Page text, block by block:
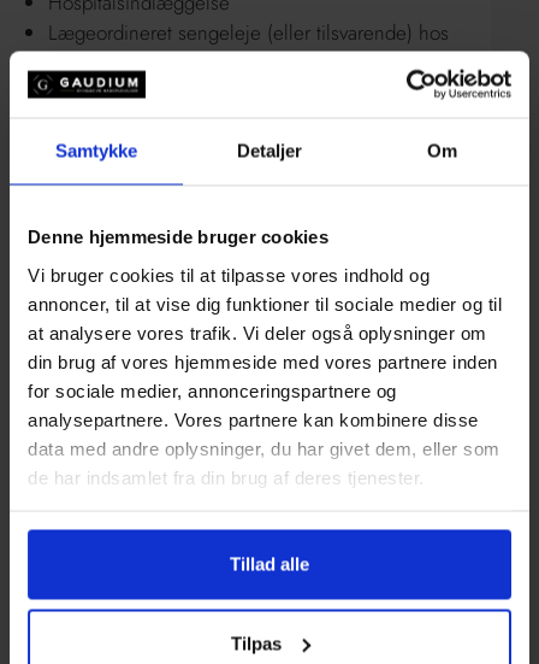
Samtykke Detaljer Om
Denne hjemmeside bruger cookies
Vi bruger cookies til at tilpasse vores indhold og
annoncer, til at vise dig funktioner til sociale medier og til
at analysere vores trafik. Vi deler også oplysninger om
din brug af vores hjemmeside med vores partnere inden
for sociale medier, annonceringspartnere og
analysepartnere. Vores partnere kan kombinere disse
data med andre oplysninger, du har givet dem, eller som
de har indsamlet fra din brug af deres tjenester.
Tillad alle
Tilpas
Lægeordineret sengeleje (eller tilsvarende) hos
dig selv eller nærmeste familie
(ægtefælle/samlever, børn, forældre, søskende)
Vi kan bede om dokumentation i form af en
lægeerklæring, som du selv står for at indhente
Bemærk : Afbestillingsbeskyttelsendækker ikke ved
ændrede planer, fortrydelse, dårligt vejr eller
manglende tilslutning eller lignende årsager.
Ligeledes dækker det ej heller evt. tilkøbt levering
eller tilkøbte ekstra retter.
Ved aflysning grundet myndighedspåbud
Skulle dit arrangement blive ramt af et officielt
påbud, der forbyder forsamlinger over et
givent antal personer (f.eks. i forbindelse med
afbestillingsbeskyttelsennaturligvis